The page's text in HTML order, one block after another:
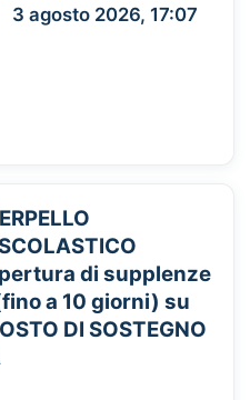
3 agosto 2026, 17:07
di supplenze
a 10 giorni) su
DI SOSTEGNO